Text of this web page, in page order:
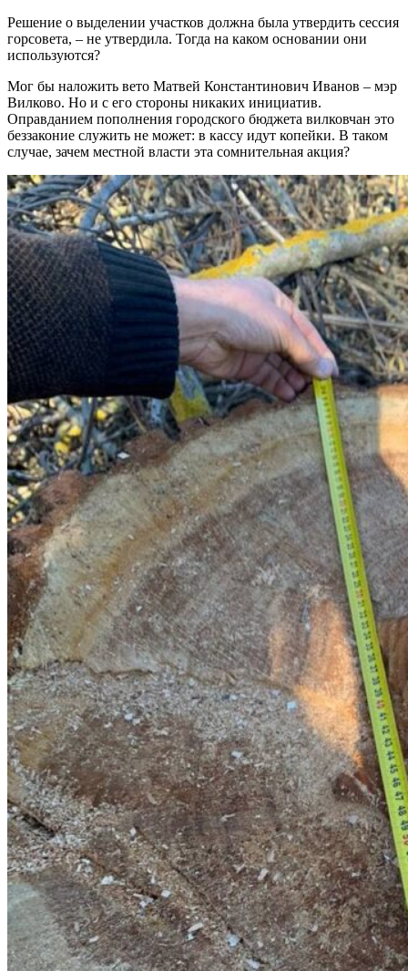
Решение о выделении участков должна была утвердить сессия
горсовета, – не утвердила. Тогда на каком основании они
используются?
Мог бы наложить вето Матвей Константинович Иванов – мэр
Вилково. Но и с его стороны никаких инициатив.
Оправданием пополнения городского бюджета вилковчан это
беззаконие служить не может: в кассу идут копейки. В таком
случае, зачем местной власти эта сомнительная акция?